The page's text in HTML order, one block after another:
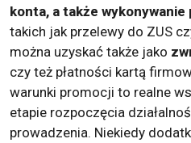
konta, a także
takich jak przelewy do ZUS
można uzyskać także jako
czy też płatności kartą
warunki promocji to realne
etapie rozpoczęcia
prowadzenia. Niekiedy